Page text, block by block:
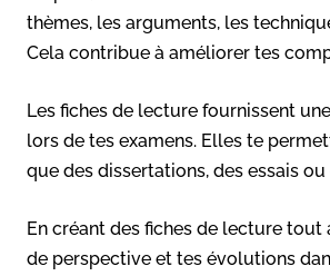
thèmes, les arguments, les
Cela contribue à améliorer tes
Les fiches de lecture fournissent
lors de tes examens. Elles te
que des dissertations, des essais
En créant des fiches de lecture
de perspective et tes évolutions